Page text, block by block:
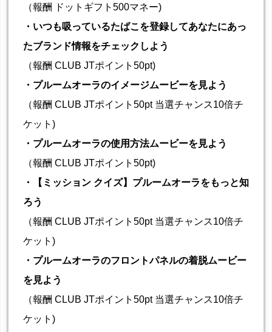
（報酬 ドットギフト500マネー)
・いつも吸っているたばこを登録してあなたにあっ
たブランド情報をチェックしよう
（報酬 CLUB JTポイント50pt)
・プルームオーラのイメージムービーを見よう
（報酬 CLUB JTポイント50pt 当選チャンス10倍チ
ケット)
・プルームオーラの使用方法ムービーを見よう
（報酬 CLUB JTポイント50pt)
・【ミッション クイズ】プルームオーラをもっと知
ろう
（報酬 CLUB JTポイント50pt 当選チャンス10倍チ
ケット)
・プルームオーラのフロントパネルの着脱ムービー
を見よう
（報酬 CLUB JTポイント50pt 当選チャンス10倍チ
ケット)